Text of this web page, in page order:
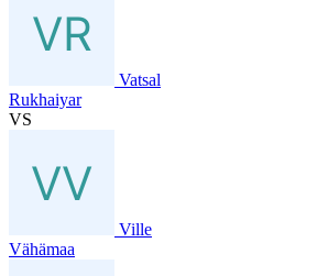
Vatsal
Rukhaiyar
VS
Ville
Vähämaa